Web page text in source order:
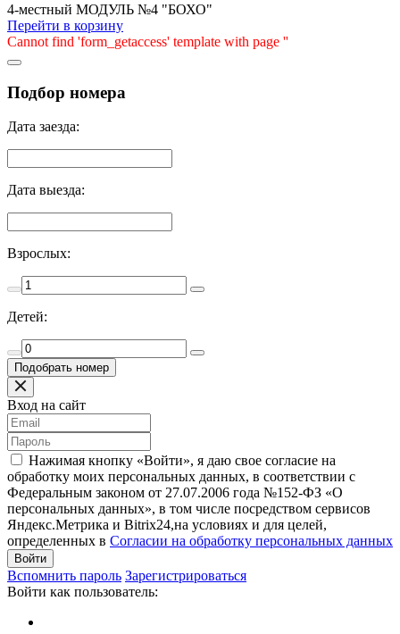
4-местный МОДУЛЬ №4 "БОХО"
Перейти в корзину
Cannot find 'form_getaccess' template with page ''
Подбор номера
Дата заезда:
Дата выезда:
Взрослых:
Детей:
Вход на сайт
Нажимая кнопку «Войти», я даю свое согласие на
обработку моих персональных данных, в соответствии с
Федеральным законом от 27.07.2006 года №152-ФЗ «О
персональных данных», в том числе посредством сервисов
Яндекс.Метрика и Bitrix24,на условиях и для целей,
определенных в Согласии на обработку персональных данных
Войти
Вспомнить пароль Зарегистрироваться
Войти как пользователь: